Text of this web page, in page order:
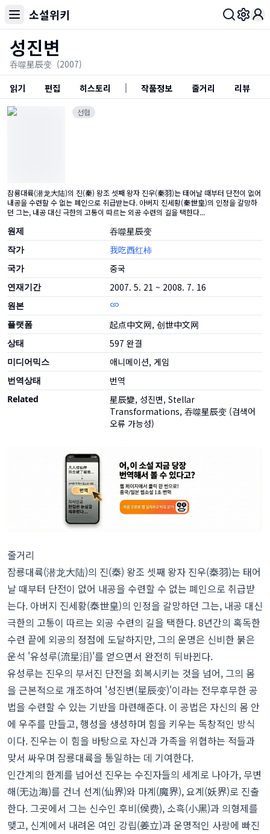
소설위키
성진변
吞噬星辰变 (2007)
읽기
편집 히스토리 작품정보 줄거리 리뷰
선협
잠룡대륙(潜龙大陆)의 진(秦) 왕조 셋째 왕자 진우(秦羽)는 태어날 때부터 단전이 없어
내공을 수련할 수 없는 폐인으로 취급받는다. 아버지 진세황(秦世皇)의 인정을 갈망하
던 그는, 내공 대신 극한의 고통이 따르는 외공 수련의 길을 택한다...
원제 吞噬星辰变
작가 我吃西红柿
국가 중국
연재기간 2007. 5. 21 ~ 2008. 7. 16
원본
플랫폼
起点中文网, 创世中文网
상태 597 완결
미디어믹스 애니메이션, 게임
번역상태 번역
Related
星辰變, 성진변, Stellar
Transformations, 吞噬星辰变 (검색어
오류 가능성)
줄거리
잠룡대륙(潜龙大陆)의 진(秦) 왕조 셋째 왕자 진우(秦羽)는 태어
날 때부터 단전이 없어 내공을 수련할 수 없는 폐인으로 취급받
는다. 아버지 진세황(秦世皇)의 인정을 갈망하던 그는, 내공 대신
극한의 고통이 따르는 외공 수련의 길을 택한다. 8년간의 혹독한
수련 끝에 외공의 정점에 도달하지만, 그의 운명은 신비한 붉은
운석 '유성루(流星泪)'를 얻으면서 완전히 뒤바뀐다.
유성루는 진우의 부서진 단전을 회복시키는 것을 넘어, 그의 몸
을 근본적으로 개조하여 '성진변(星辰变)'이라는 전무후무한 공
법을 수련할 수 있는 기반을 마련해준다. 이 공법은 자신의 몸 안
에 우주를 만들고, 행성을 생성하며 힘을 키우는 독창적인 방식
이다. 진우는 이 힘을 바탕으로 자신과 가족을 위협하는 적들과
맞서 싸우며 잠룡대륙을 통일하는 데 기여한다.
인간계의 한계를 넘어선 진우는 수진자들의 세계로 나아가, 무변
해(无边海)를 건너 선계(仙界)와 마계(魔界), 요계(妖界)로 진출
한다. 그곳에서 그는 신수인 후비(侯费), 소흑(小黑)과 의형제를
맺고, 신계에서 내려온 여인 강립(姜立)과 운명적인 사랑에 빠진